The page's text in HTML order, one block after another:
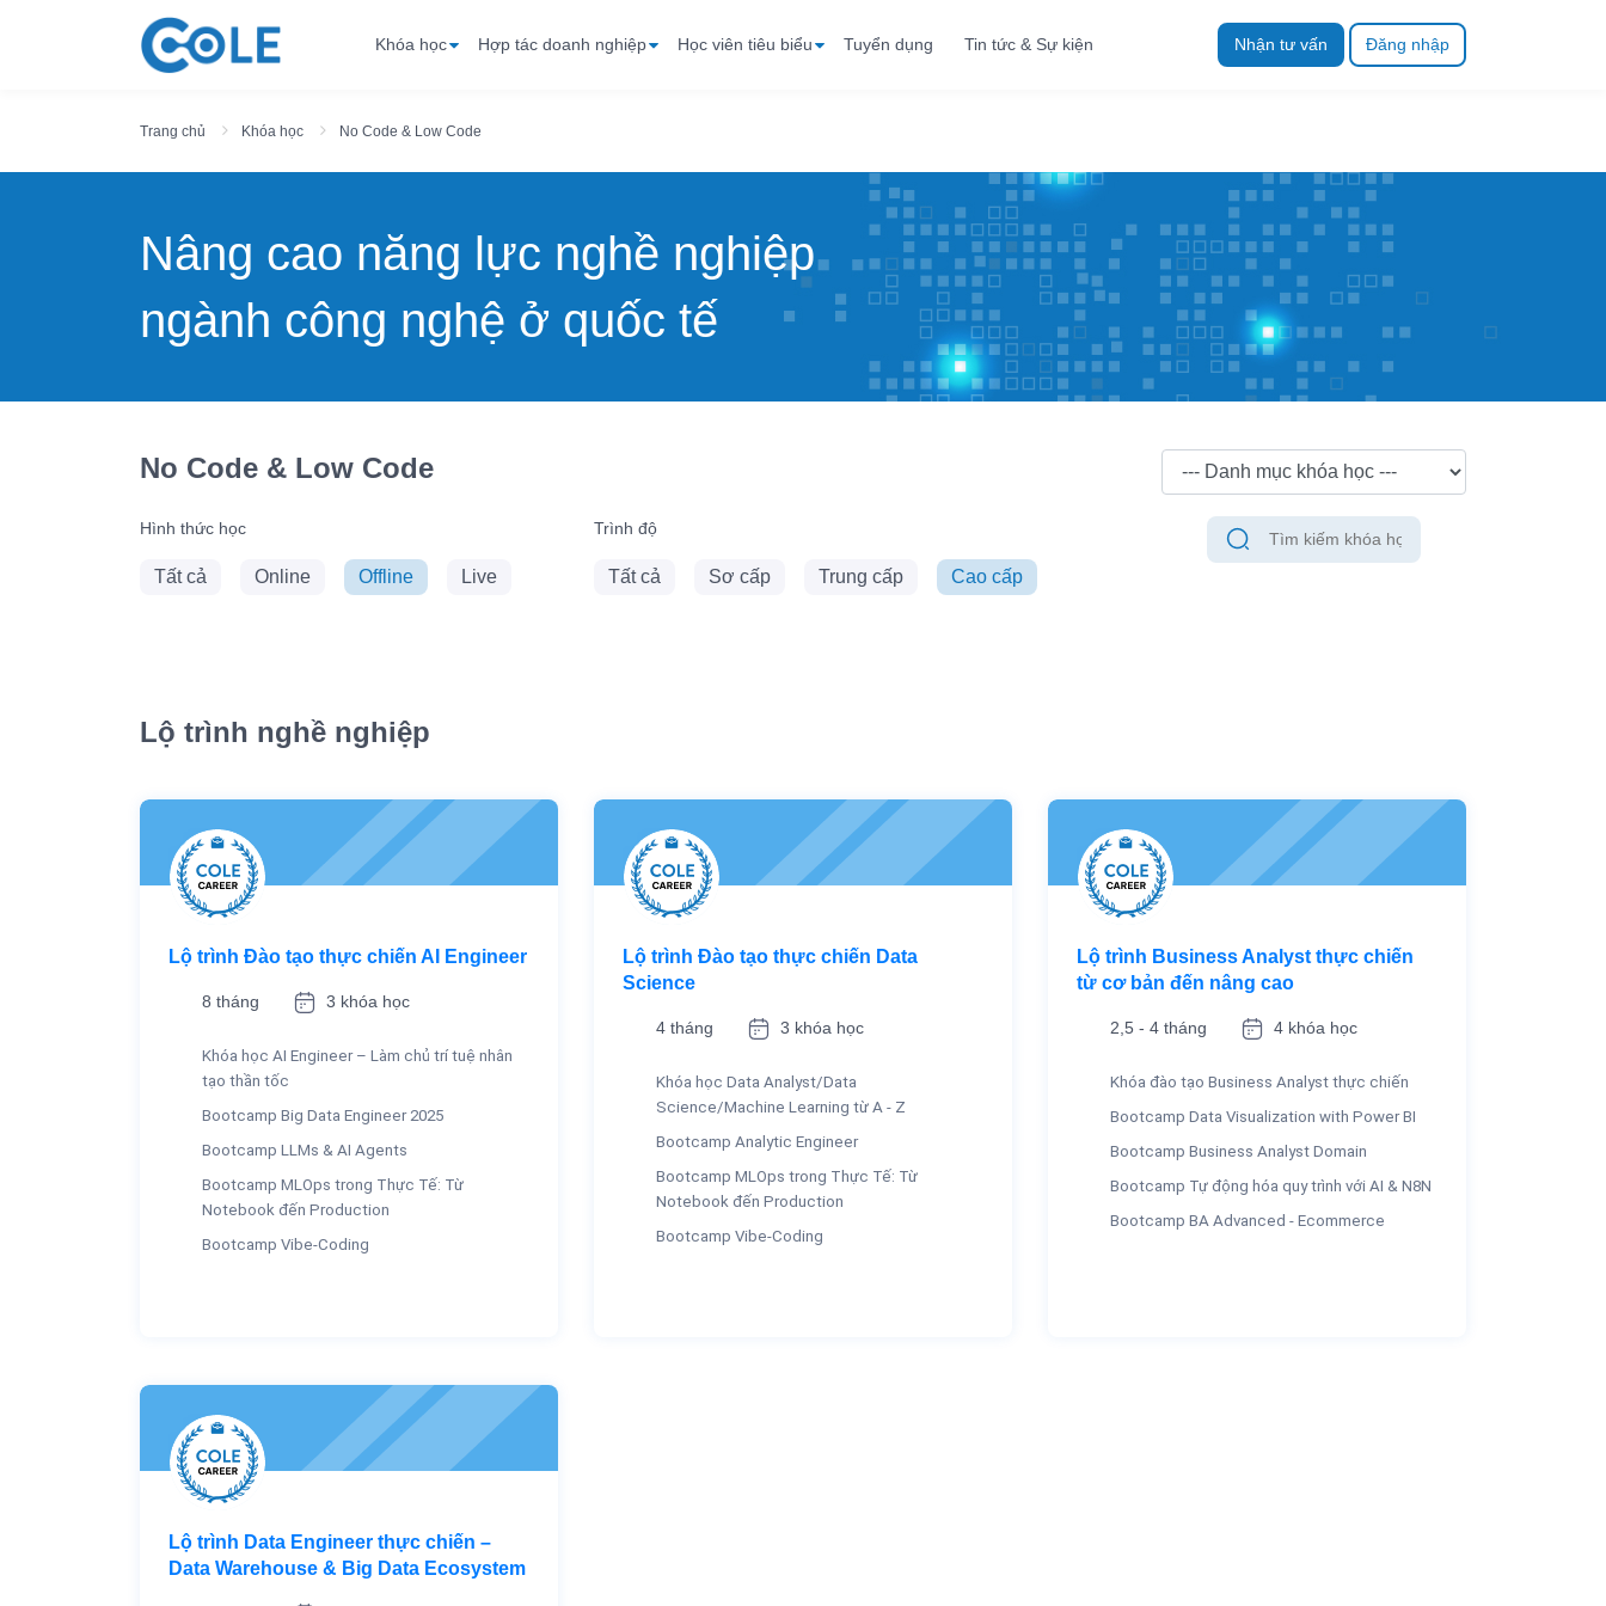
Khóa học Hợp tác doanh nghiệp Học viên tiêu biểu Tuyển dụng Tin tức & Sự kiện Nhận tư vấn Đăng nhập
Trang chủ Khóa học No Code & Low Code
Nâng cao năng lực nghề nghiệp
ngành công nghệ ở quốc tế
No Code & Low Code
Hình thức học
Tất cả Online Offline Live
Trình độ
Tất cả Sơ cấp Trung cấp Cao cấp
Lộ trình nghề nghiệp
Lộ trình Đào tạo thực chiến AI Engineer
8 tháng 3 khóa học
Khóa học AI Engineer – Làm chủ trí tuệ nhân
tạo thần tốc
Bootcamp Big Data Engineer 2025
Bootcamp LLMs & AI Agents
Bootcamp MLOps trong Thực Tế: Từ
Notebook đến Production
Bootcamp Vibe-Coding
Lộ trình Đào tạo thực chiến Data
Science
4 tháng 3 khóa học
Khóa học Data Analyst/Data
Science/Machine Learning từ A - Z
Bootcamp Analytic Engineer
Bootcamp MLOps trong Thực Tế: Từ
Notebook đến Production
Bootcamp Vibe-Coding
Lộ trình Business Analyst thực chiến
từ cơ bản đến nâng cao
2,5 - 4 tháng 4 khóa học
Khóa đào tạo Business Analyst thực chiến
Bootcamp Data Visualization with Power BI
Bootcamp Business Analyst Domain
Bootcamp Tự động hóa quy trình với AI & N8N
Bootcamp BA Advanced - Ecommerce
Lộ trình Data Engineer thực chiến –
Data Warehouse & Big Data Ecosystem